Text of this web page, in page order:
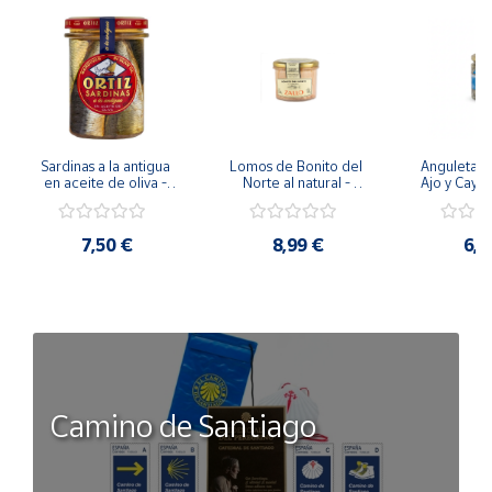
Ojos, piel, huesos, cabello, sistema inmunológico
(Vitamina A).
Hipertensión (3 cucharadas/día de caldo de espinacas,
es bueno para la hipertensión)
Remineralizante.
Sardinas a la antigua
en aceite de oliva -
7,50 €
Lomos de Bonito del
Norte al natural -
8,99 €
Anguletas
Ajo y
Camino de Santiago